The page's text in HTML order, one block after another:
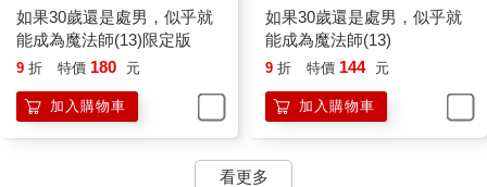
如果30歲還是處男，似乎就
能成為魔法師(13)限定版
9 折 特價 180 元
加入購物車
如果30歲還是處男，似乎就
能成為魔法師(13)
9 折 特價 144 元
加入購物車
看更多